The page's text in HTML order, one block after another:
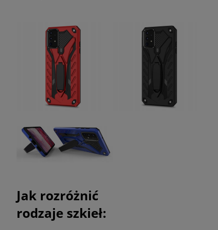
Jak rozróżnić
rodzaje szkieł: